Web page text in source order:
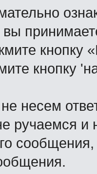
кнопку
кнопку
несем
и